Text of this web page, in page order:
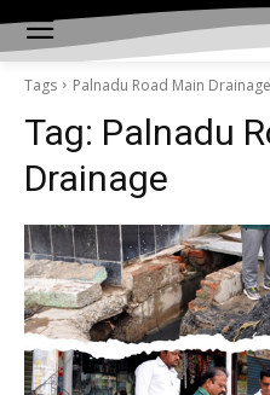
Tags Palnadu Road Main Drainage
Tag: Palnadu
Drainage